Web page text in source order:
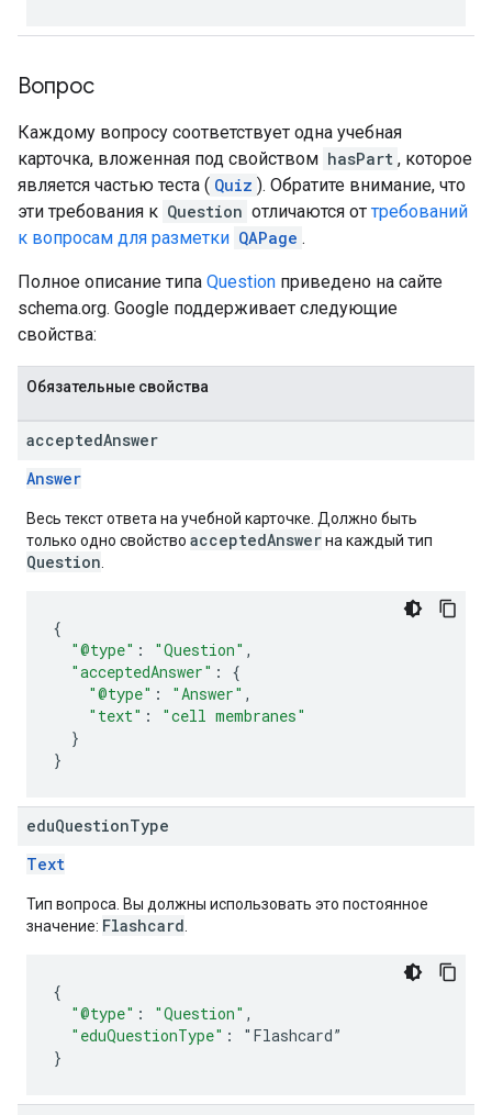
Вопрос
Каждому вопросу соответствует одна учебная
карточка, вложенная под свойством hasPart , которое
является частью теста ( Quiz ). Обратите внимание, что
эти требования к Question отличаются от требований
к вопросам для разметки QAPage .
Полное описание типа Question приведено на сайте
schema.org. Google поддерживает следующие
свойства:
Обязательные свойства
acceptedAnswer
Answer
Весь текст ответа на учебной карточке. Должно быть
только одно свойство acceptedAnswerна каждый тип
Question
{
"@type" : "Question" ,
"acceptedAnswer" :
{
"@type" : "Answer" ,
"text" :
"cell membranes"
}
}
eduQuestionType
Text
Тип вопроса. Вы должны использовать это постоянное
значение: Flashcard
{
"@type" : "Question" ,
"eduQuestionType" : " Flashcard”
}